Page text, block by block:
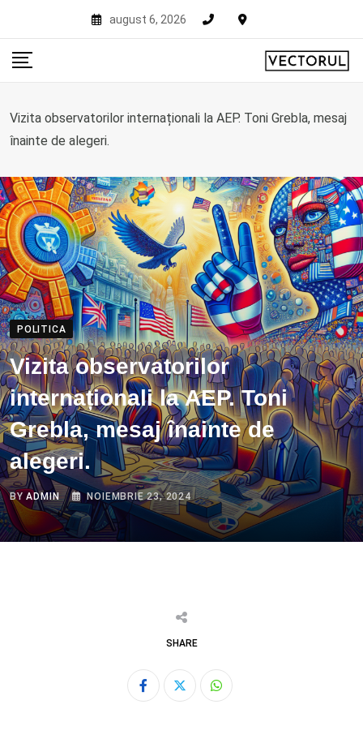
content
august 6, 2026
Vizita observatorilor internaționali la AEP. Toni Grebla, mesaj
înainte de alegeri.
POLITICA
Vizita observatorilor
internaționali la AEP. Toni
Grebla, mesaj înainte de
alegeri.
BYADMIN NOIEMBRIE 23, 2024
SHARE
Whatsapp